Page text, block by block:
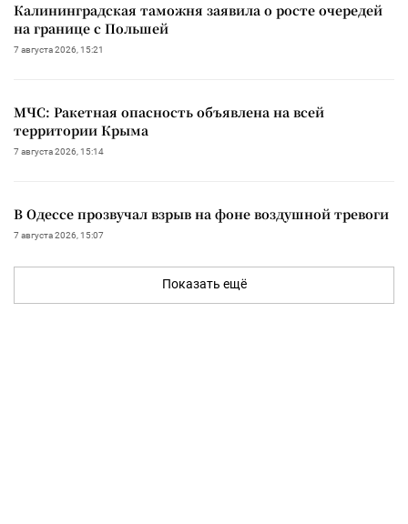
Калининградская таможня заявила о росте очередей
на границе с Польшей
7 августа 2026, 15:21
МЧС: Ракетная опасность объявлена на всей
территории Крыма
7 августа 2026, 15:14
В Одессе прозвучал взрыв на фоне воздушной тревоги
7 августа 2026, 15:07
Показать ещё